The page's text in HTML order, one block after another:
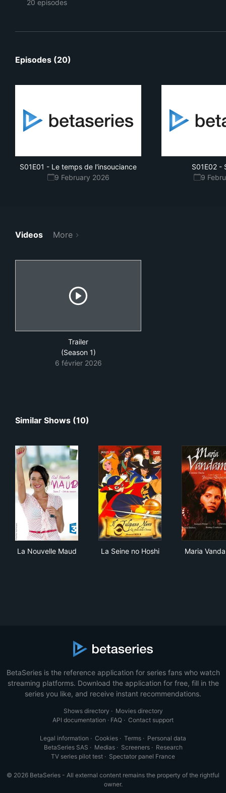
20 episodes
Episodes (20)
S01E01 - Le temps de l'insouciance
9 February 2026
S01E02 -
9
Videos More
Trailer
(Season 1)
6 février 2026
Similar Shows (10)
La Nouvelle Maud La Seine no Hoshi Maria
BetaSeries is the reference application for series fans who watch
streaming platforms. Download the application for free, fill in the
series you like, and receive instant recommendations.
Shows directory · Movies directory
API documentation · FAQ · Contact support
Legal information · Cookies · Terms · Personal data
BetaSeries SAS · Medias· Screeners· Research
TV series pilot test · Spectator panel France
© 2026 BetaSeries - All external content remains the property of the rightful
owner.